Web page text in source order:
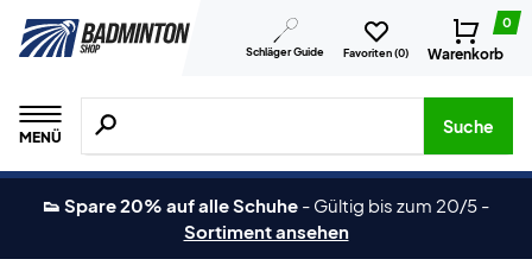
Schläger Guide Favoriten (0)
0
Warenkorb
MENÜ
Suche nach Produkten, Marken usw.
Suche
👟 Spare 20% auf alle Schuhe - Gültig bis zum 20/5 -
Sortiment ansehen